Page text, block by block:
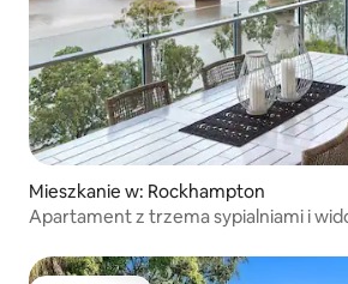
Mieszkanie w: Rockhampton
Apartament z trzema sypialniami i